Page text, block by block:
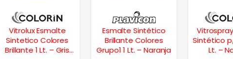
Vitrolux Esmalte
Sintetico Colores
Brillante 1 Lt. – Gris
Esmalte Sintético
Brillante Colores
Grupo1 1 Lt. – Naranja
Sintético
Lt. –